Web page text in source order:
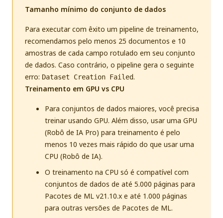
Tamanho mínimo do conjunto de dados
Para executar com êxito um pipeline de treinamento,
recomendamos pelo menos 25 documentos e 10
amostras de cada campo rotulado em seu conjunto
de dados. Caso contrário, o pipeline gera o seguinte
erro: Dataset Creation Failed.
Treinamento em GPU vs CPU
Para conjuntos de dados maiores, você precisa
treinar usando GPU. Além disso, usar uma GPU
(Robô de IA Pro) para treinamento é pelo
menos 10 vezes mais rápido do que usar uma
CPU (Robô de IA).
O treinamento na CPU só é compatível com
conjuntos de dados de até 5.000 páginas para
Pacotes de ML v21.10.x e até 1.000 páginas
para outras versões de Pacotes de ML.